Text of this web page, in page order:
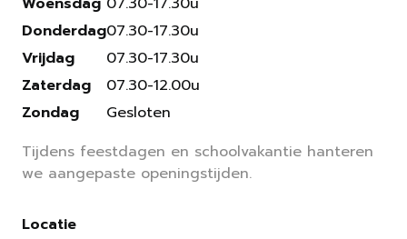
Donderdag
Vrijdag
Zaterdag
Zondag
07.30-17.30u
07.30-17.30u
07.30-12.00u
Gesloten
Tijdens feestdagen en schoolvakantie hanteren
we aangepaste openingstijden.
Locatie